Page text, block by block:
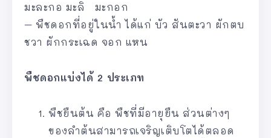
มะละกอ มะลิ มะกอก
– พืชดอกที่อยู่ในน้ำ ได้แก่ บัว สันตะวา ผักตบ
ชวา ผักกระเฉด จอก แหน
พืชดอกแบ่งได้ 2 ประเภท
พืชยืนต้น คือ พืชที่มีอายุยืน ส่วนต่างๆ
ของลำต้นสามารถเจริญเติบโตได้ตลอด